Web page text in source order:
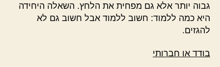
גבוה יותר אלא גם מפחית את הלחץ. השאלה היחידה
היא כמה ללמוד: חשוב ללמוד אבל חשוב גם לא
להגזים.
בודד או חברותי